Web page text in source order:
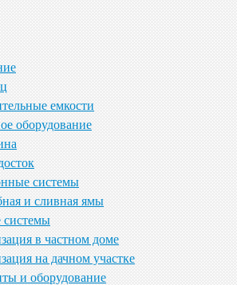
емкости
оборудование
системы
и сливная ямы
системы
в частном доме
на дачном участке
и оборудование